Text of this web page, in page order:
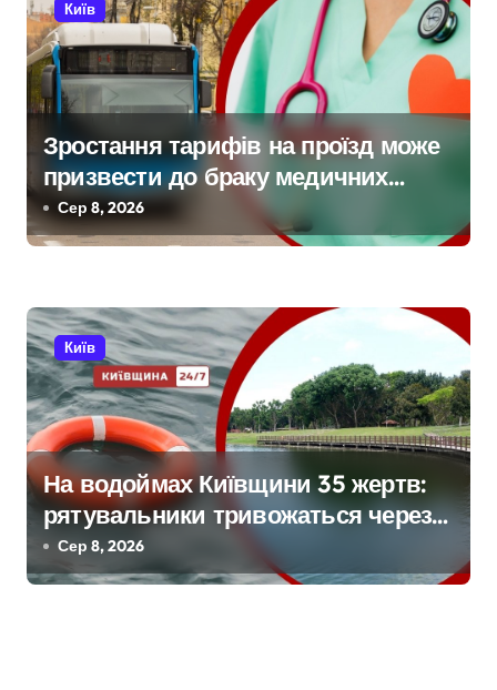
в
Київ
Зростання тарифів на проїзд може
призвести до браку медичних
працівників у київських лікарнях
Сер 8, 2026
Київ
На водоймах Київщини 35 жертв:
рятувальники тривожаться через
зростання трагедій
Сер 8, 2026